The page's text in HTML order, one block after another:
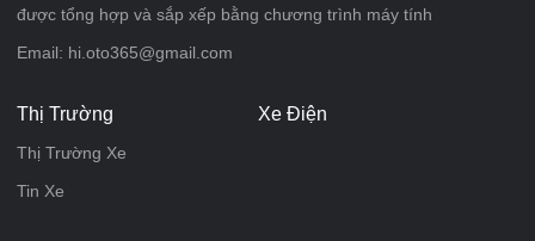
được tổng hợp và sắp xếp bằng chương trình máy tính
Email: hi.oto365@gmail.com
Thị Trường
Thị Trường Xe
Tin Xe
Xe Điện